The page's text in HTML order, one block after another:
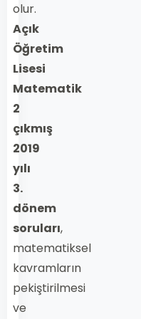
olur.
Açık
Öğretim
Lisesi
Matematik
2
çıkmış
2019
yılı
3.
dönem
soruları,
matematiksel
kavramların
pekiştirilmesi
ve